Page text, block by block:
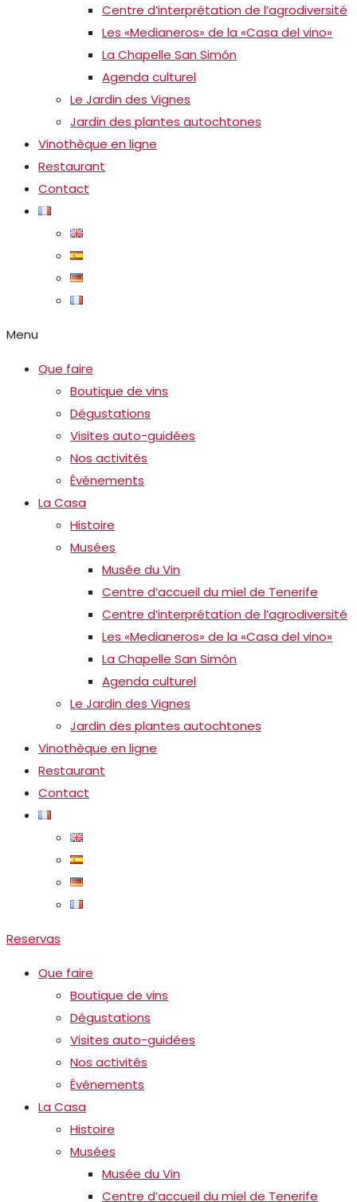
Centre d’interprétation de l’agrodiversité
Les «Medianeros» de la «Casa del vino»
La Chapelle San Simón
Agenda culturel
Le Jardin des Vignes
Jardin des plantes autochtones
Vinothèque en ligne
Restaurant
Contact
Menu
Que faire
Boutique de vins
Dégustations
Visites auto-guidées
Nos activités
Événements
La Casa
Histoire
Musées
Musée du Vin
Centre d’accueil du miel de Tenerife
Centre d’interprétation de l’agrodiversité
Les «Medianeros» de la «Casa del vino»
La Chapelle San Simón
Agenda culturel
Le Jardin des Vignes
Jardin des plantes autochtones
Vinothèque en ligne
Restaurant
Contact
Reservas
Que faire
Boutique de vins
Dégustations
Visites auto-guidées
Nos activités
Événements
La Casa
Histoire
Musées
Musée du Vin
Centre d’accueil du miel de Tenerife